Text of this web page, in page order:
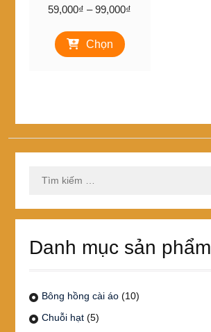
59,000₫ – 99,000₫
Chọn
phẩm
chọn
trang
kiếm
Danh mục sản phẩm
Bông hồng cài áo (10)
Chuỗi hạt (5)